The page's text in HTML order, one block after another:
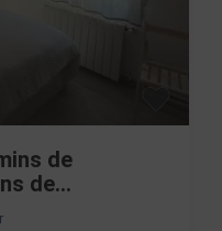
de
de...